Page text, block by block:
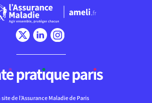
site de l’Assurance Maladie de Paris